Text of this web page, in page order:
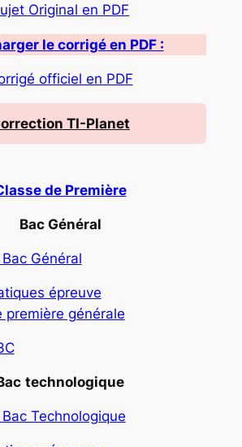
Original en PDF
le corrigé en PDF :
officiel en PDF
TI-Planet
de Première
Bac Général
Général
épreuve
première générale
technologique
Technologique